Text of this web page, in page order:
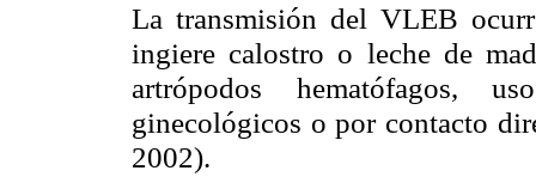
La transmisión del VLEB
ingiere calostro o leche de
artrópodos hematófagos,
ginecológicos o por contacto
2002).